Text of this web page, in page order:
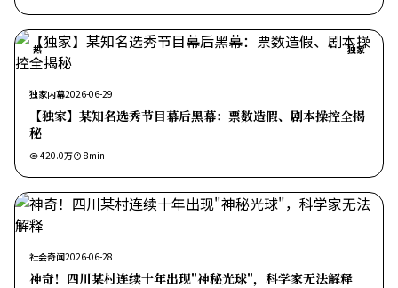
热 独家
独家内幕2026-06-29
【独家】某知名选秀节目幕后黑幕：票数造假、剧本操控全揭
秘
420.0万 8min
社会奇闻2026-06-28
神奇！四川某村连续十年出现"神秘光球"，科学家无法解释